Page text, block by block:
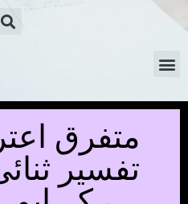
متفرق
تفسیر